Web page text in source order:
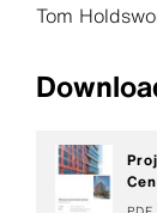
Tom